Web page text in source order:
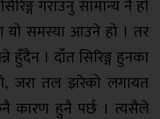
गराउनु सामान्य नै हो
यो समस्या आउने हो । तर
हुँदैन । दाँत सिरिङ्ग हुनका
जरा तल झरेको लगायत
कारण हुनै पर्छ । त्यसैले